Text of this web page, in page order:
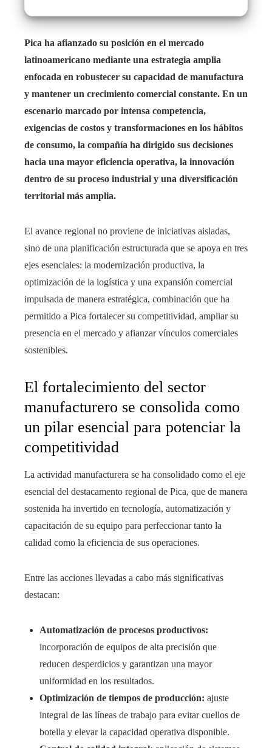
Pica ha afianzado su posición en el mercado
latinoamericano mediante una estrategia amplia
enfocada en robustecer su capacidad de manufactura
y mantener un crecimiento comercial constante. En un
escenario marcado por intensa competencia,
exigencias de costos y transformaciones en los hábitos
de consumo, la compañía ha dirigido sus decisiones
hacia una mayor eficiencia operativa, la innovación
dentro de su proceso industrial y una diversificación
territorial más amplia.
El avance regional no proviene de iniciativas aisladas,
sino de una planificación estructurada que se apoya en tres
ejes esenciales: la modernización productiva, la
optimización de la logística y una expansión comercial
impulsada de manera estratégica, combinación que ha
permitido a Pica fortalecer su competitividad, ampliar su
presencia en el mercado y afianzar vínculos comerciales
sostenibles.
El fortalecimiento del sector
manufacturero se consolida como
un pilar esencial para potenciar la
competitividad
La actividad manufacturera se ha consolidado como el eje
esencial del destacamento regional de Pica, que de manera
sostenida ha invertido en tecnología, automatización y
capacitación de su equipo para perfeccionar tanto la
calidad como la eficiencia de sus operaciones.
Entre las acciones llevadas a cabo más significativas
destacan:
Automatización de procesos productivos:
incorporación de equipos de alta precisión que
reducen desperdicios y garantizan una mayor
uniformidad en los resultados.
Optimización de tiempos de producción: ajuste
integral de las líneas de trabajo para evitar cuellos de
botella y elevar la capacidad operativa disponible.